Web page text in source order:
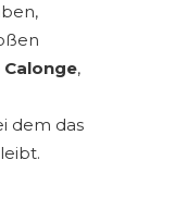
,
dem das